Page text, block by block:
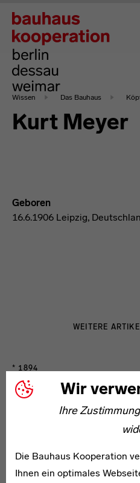
Wir
Ihre
Die Bauhaus Kooperation
Ihnen ein optimales
Wissen Das Bauhaus
Kurt Meyer
Geboren
16.6.1906 Leipzig,
WEITERE
Elisabeth von Kloch
* 1894
* 1897